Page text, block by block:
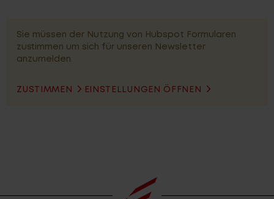
Sie müssen der Nutzung von Hubspot Formularen
zustimmen um sich für unseren Newsletter
anzumelden.
ZUSTIMMEN EINSTELLUNGEN ÖFFNEN